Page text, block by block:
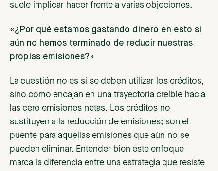
suele implicar hacer frente a varias objeciones.
«¿Por qué estamos gastando dinero en esto si
aún no hemos terminado de reducir nuestras
propias emisiones?»
La cuestión no es si se deben utilizar los créditos,
sino cómo encajan en una trayectoria creíble hacia
las cero emisiones netas. Los créditos no
sustituyen a la reducción de emisiones; son el
puente para aquellas emisiones que aún no se
pueden eliminar. Entender bien este enfoque
marca la diferencia entre una estrategia que resiste